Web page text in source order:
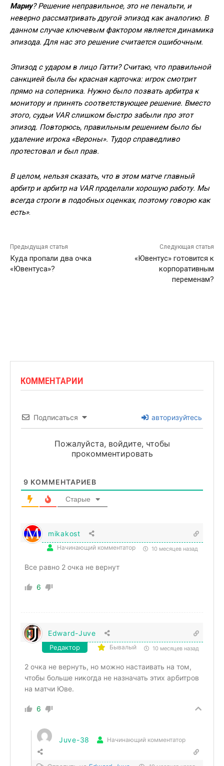
Мариу? Решение неправильное, это не пенальти, и
неверно рассматривать другой эпизод как аналогию. В
данном случае ключевым фактором является динамика
эпизода. Для нас это решение считается ошибочным.
Эпизод с ударом в лицо Гатти? Считаю, что правильной
санкцией была бы красная карточка: игрок смотрит
прямо на соперника. Нужно было позвать арбитра к
монитору и принять соответствующее решение. Вместо
этого, судьи VAR слишком быстро забыли про этот
эпизод. Повторюсь, правильным решением было бы
удаление игрока «Вероны». Тудор справедливо
протестовал и был прав.
В целом, нельзя сказать, что в этом матче главный
арбитр и арбитр на VAR проделали хорошую работу. Мы
всегда строги в подобных оценках, поэтому говорю как
есть».
Предыдущая статья
Куда пропали два очка
«Ювентуса»?
Следующая статья
«Ювентус» готовится к
корпоративным
переменам?
КОММЕНТАРИИ
Подписаться авторизуйтесь
Пожалуйста, войдите, чтобы
прокомментировать
9 КОММЕНТАРИЕВ
Старые
mikakost
Начинающий комментатор 10 месяцев назад
Все равно 2 очка не вернут
6
Edward-Juve
Редактор Бывалый 10 месяцев назад
2 очка не вернуть, но можно настаивать на том,
чтобы больше никогда не назначать этих арбитров
на матчи Юве.
6
Juve-38 Начинающий комментатор